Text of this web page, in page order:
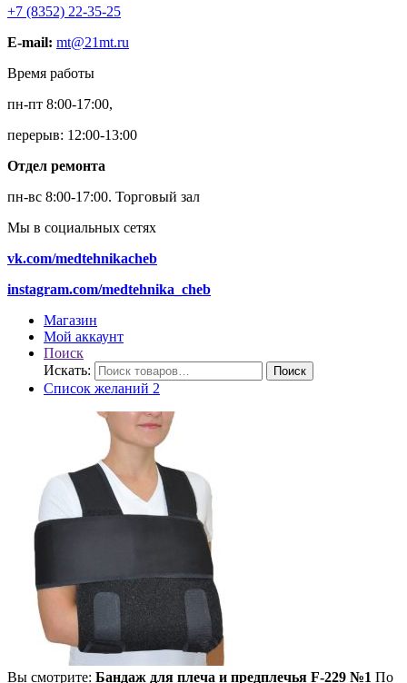
+7 (8352) 22-35-25
E-mail: mt@21mt.ru
Время работы
пн-пт 8:00-17:00,
перерыв: 12:00-13:00
Отдел ремонта
пн-вс 8:00-17:00. Торговый зал
Мы в социальных сетях
vk.com/medtehnikacheb
instagram.com/medtehnika_cheb
Магазин
Мой аккаунт
Поиск
Искать:
Поиск
Список желаний 2
Вы смотрите: Бандаж для плеча и предплечья F-229 №1 По